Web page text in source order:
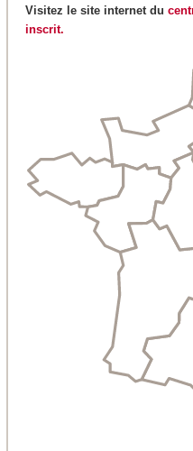
Visitez le site internet du
inscrit.